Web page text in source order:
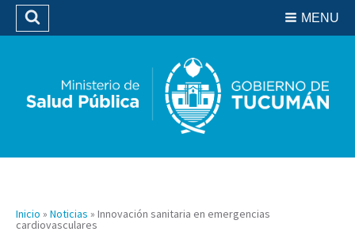
Biblioteca
MENU
Buscar
Inicio » Noticias » Innovación sanitaria en emergencias
cardiovasculares